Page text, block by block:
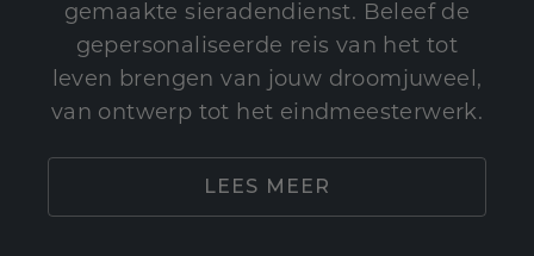
gemaakte sieradendienst. Beleef de
gepersonaliseerde reis van het tot
leven brengen van jouw droomjuweel,
van ontwerp tot het eindmeesterwerk.
LEES MEER